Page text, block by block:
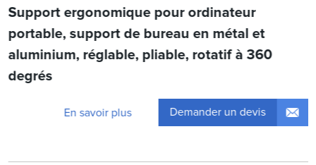
Support ergonomique pour ordinateur
portable, support de bureau en métal et
aluminium, réglable, pliable, rotatif à 360
degrés
En savoir plus Demander un devis